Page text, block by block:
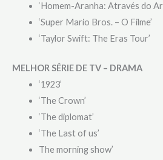
‘Homem-Aranha: Através do
‘Super Mario Bros. – O Filme’
‘Taylor Swift: The Eras Tour’
MELHOR SÉRIE DE TV – DRAMA
‘1923’
‘The Crown’
‘The diplomat’
‘The Last of us’
The morning show’